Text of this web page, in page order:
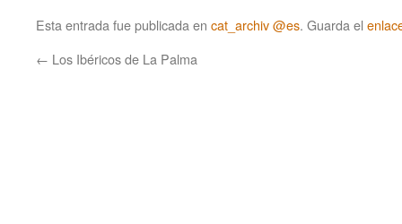
Esta entrada fue publicada en cat_archiv @es. Guarda el
← Los Ibéricos de La Palma